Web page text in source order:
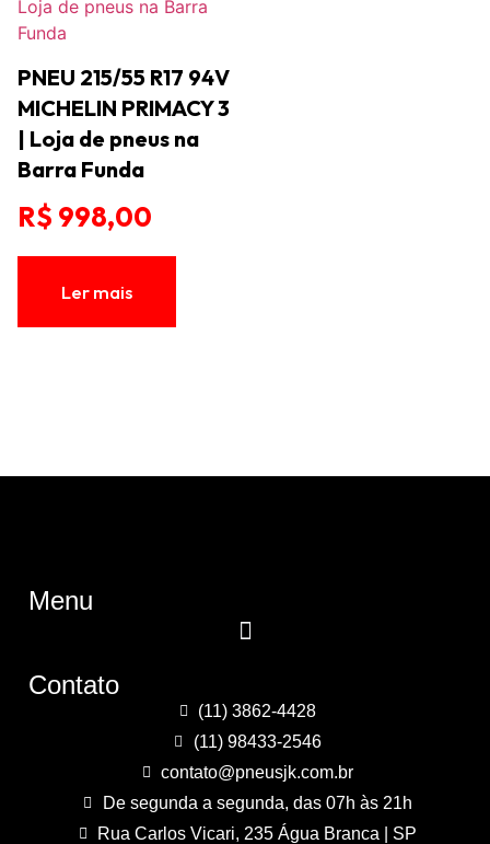
PNEU 215/55 R17 94V
MICHELIN PRIMACY 3
| Loja de pneus na
Barra Funda
R$ 998,00
Ler mais
Menu
Contato
(11) 3862-4428
(11) 98433-2546
contato@pneusjk.com.br
De segunda a segunda, das 07h às 21h
Rua Carlos Vicari, 235 Água Branca | SP